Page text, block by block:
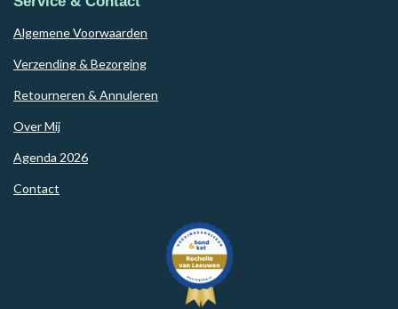
Algemene Voorwaarden
Verzending & Bezorging
Retourneren & Annuleren
Over Mij
Agenda 2026
Contact